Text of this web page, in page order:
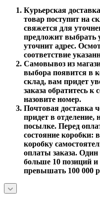
Курьерская
товар поступит на
свяжется для
предложит выбрать
уточнит адрес.
соответствие
Самовывоз из
выбора появится в
склад, вам придет
заказа обратитесь к
назовите номер.
Почтовая доставка
придет в отделение,
посылке. Перед
состояние коробки:
коробку
оплаты заказа. Один
больше 10 позиций и
превышать 100 000